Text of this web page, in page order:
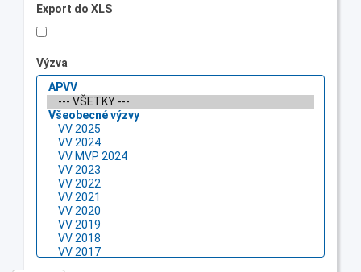
Export do XLS
Výzva